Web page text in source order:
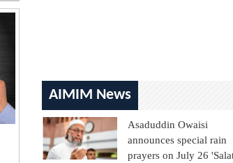
AIMIM News
Asaduddin Owaisi
announces special rain
prayers on July 26